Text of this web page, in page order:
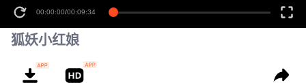
00:00:00/00:09:34
狐妖小红娘